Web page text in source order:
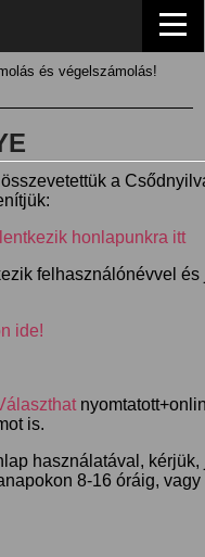
és végelszámolás!
a
honlapunkra itt
felhasználónévvel
ide!
is.
használatával,
8-16 óráig,